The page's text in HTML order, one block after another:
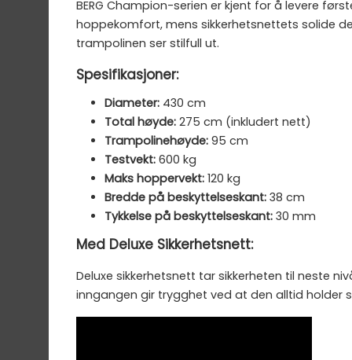
BERG Champion-serien er kjent for å levere
hoppekomfort, mens sikkerhetsnettets solide
trampolinen ser stilfull ut.
Spesifikasjoner:
Diameter: 430 cm
Total høyde: 275 cm (inkludert nett)
Trampolinehøyde: 95 cm
Testvekt: 600 kg
Maks hoppervekt: 120 kg
Bredde på beskyttelseskant: 38 cm
Tykkelse på beskyttelseskant: 30 mm
Med Deluxe Sikkerhetsnett:
Deluxe sikkerhetsnett tar sikkerheten til neste
inngangen gir trygghet ved at den alltid holder